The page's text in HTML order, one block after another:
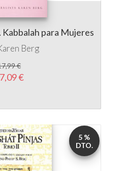
Kabbalah para Mujeres
Berg
€
€
5 %
DTO.